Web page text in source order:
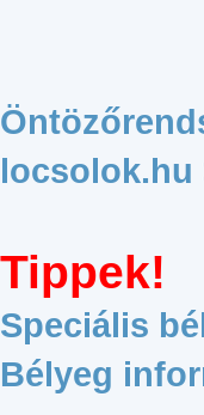
locsolok.hu
Tippek!
Speciális
Bélyeg